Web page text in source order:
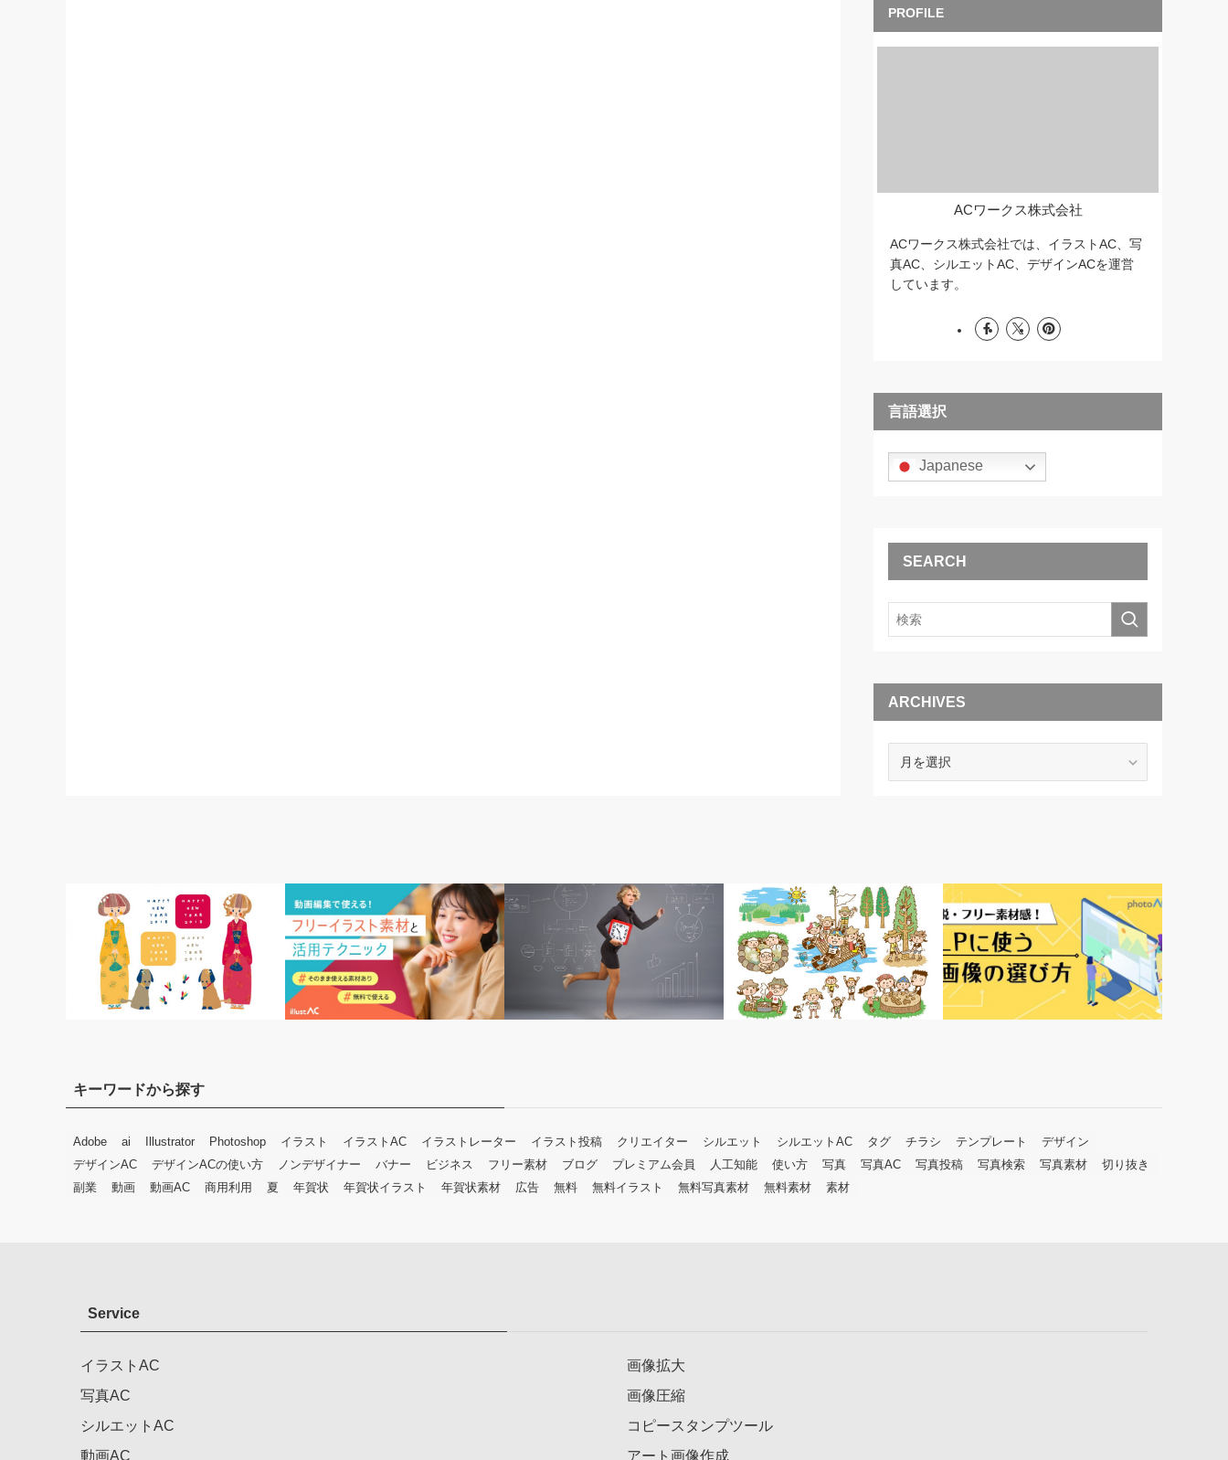
ACワークス株式会社
ACワークス株式会社では、イラストAC、写
真AC、シルエットAC、デザインACを運営
しています。
言語選択
Japanese
SEARCH
ARCHIVES
ARCHIVES
キーワードから探す
Adobe ai Illustrator Photoshop イラスト イラストAC イラストレーター イラスト投稿 クリエイター シルエット シルエットAC タグ チラシ テンプレート
デザイン
デザインAC
デザインACの使い方 ノンデザイナー バナー ビジネス フリー素材 ブログ プレミアム会員 人工知能 使い方 写真 写真AC 写真投稿 写真検索 写真素材
切り抜き
副業
動画 動画AC 商用利用 夏 年賀状 年賀状イラスト 年賀状素材 広告 無料 無料イラスト 無料写真素材 無料素材 素材
Service
イラストAC
写真AC
シルエットAC
動画AC
画像拡大
画像圧縮
コピースタンプツール
アート画像作成